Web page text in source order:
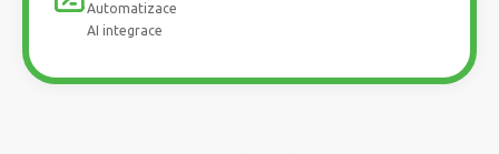
Automatizace
AI integrace